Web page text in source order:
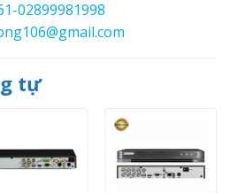
02899981998
tự